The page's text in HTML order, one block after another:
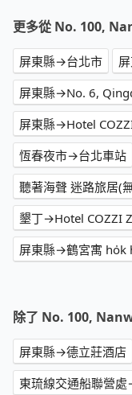
更多從 No. 100,
屏東縣→台北市
屏東縣→No. 6,
屏東縣→Hotel
恆春夜市→台北車站
墾丁→Hotel COZZI
除了 No. 100,
屏東縣→德立莊酒店
東琉線交通船聯營